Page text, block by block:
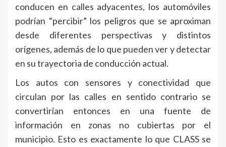
conducen en calles adyacentes, los automóviles
podrían “percibir” los peligros que se aproximan
desde diferentes perspectivas y distintos
orígenes, además de lo que pueden ver y detectar
en su trayectoria de conducción actual.
Los autos con sensores y conectividad que
circulan por las calles en sentido contrario se
convertirían entonces en una fuente de
información en zonas no cubiertas por el
municipio. Esto es exactamente lo que CLASS se